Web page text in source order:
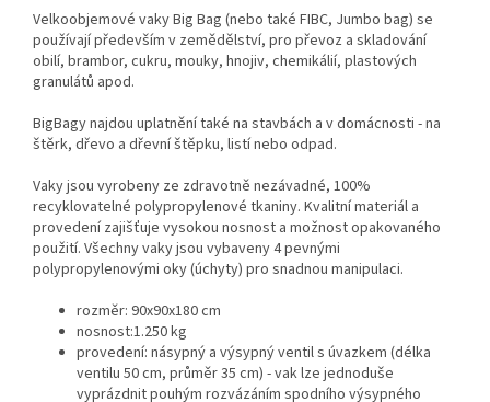
Velkoobjemové vaky Big Bag (nebo také FIBC, Jumbo bag) se
používají především v zemědělství, pro převoz a skladování
obilí, brambor, cukru, mouky, hnojiv, chemikálií, plastových
granulátů apod.
BigBagy najdou uplatnění také na stavbách a v domácnosti - na
štěrk, dřevo a dřevní štěpku, listí nebo odpad.
Vaky jsou vyrobeny ze zdravotně nezávadné, 100%
recyklovatelné polypropylenové tkaniny. Kvalitní materiál a
provedení zajišťuje vysokou nosnost a možnost opakovaného
použití. Všechny vaky jsou vybaveny 4 pevnými
polypropylenovými oky (úchyty) pro snadnou manipulaci.
rozměr: 90x90x180 cm
nosnost:1.250 kg
provedení: násypný a výsypný ventil s úvazkem (délka
ventilu 50 cm, průměr 35 cm) - vak lze jednoduše
vyprázdnit pouhým rozvázáním spodního výsypného